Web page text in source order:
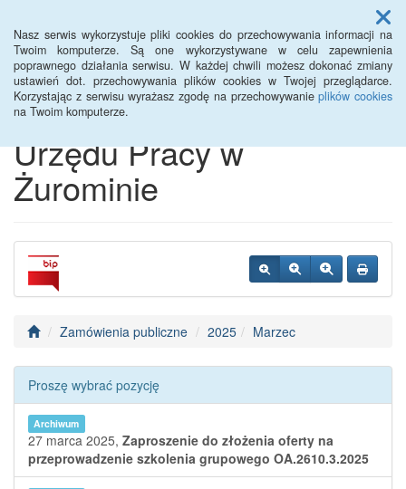
Nasz serwis wykorzystuje pliki cookies do przechowywania informacji na
Twoim komputerze. Są one wykorzystywane w celu zapewnienia
poprawnego działania serwisu. W każdej chwili możesz dokonać zmiany
ustawień dot. przechowywania plików cookies w Twojej przeglądarce.
Korzystając z serwisu wyrażasz zgodę na przechowywanieplików cookies
na Twoim komputerze.
Menu
Biuletyn Informacji
Publicznej Powiatowego
Urzędu Pracy w
Żurominie
Zamówienia publiczne 2025 Marzec
Proszę wybrać pozycję
Archiwum
27 marca 2025, Zaproszenie do złożenia oferty na
przeprowadzenie szkolenia grupowego OA.2610.3.2025